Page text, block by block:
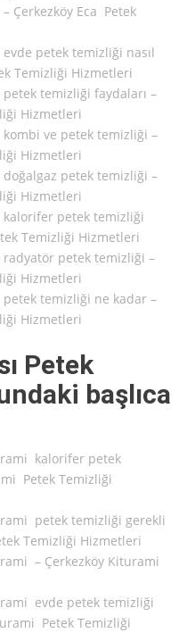
– Çerkezköy Eca Petek
evde petek temizliği nasıl
Temizliği Hizmetleri
petek temizliği faydaları –
Hizmetleri
kombi ve petek temizliği –
Hizmetleri
doğalgaz petek temizliği –
Hizmetleri
kalorifer petek temizliği
Temizliği Hizmetleri
radyatör petek temizliği –
Hizmetleri
petek temizliği ne kadar –
Hizmetleri
Petek
başlıca
kalorifer petek
Petek Temizliği
petek temizliği gerekli
Temizliği Hizmetleri
– Çerkezköy Kiturami
evde petek temizliği
Petek Temizliği